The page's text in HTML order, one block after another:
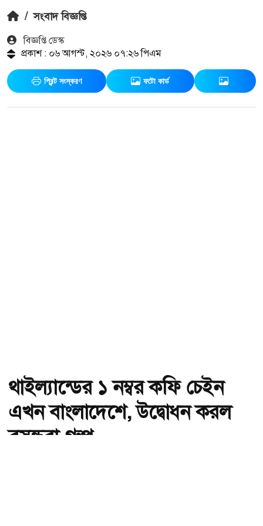
/ সংবাদ বিজ্ঞপ্তি
বিজ্ঞপ্তি ডেস্ক
প্রকাশ : ০৬ আগস্ট, ২০২৬ ০৭:২৬ পিএম
প্রিন্ট সংস্করণ ফটো কার্ড
থাইল্যান্ডের ১ নম্বর কফি চেইন
এখন বাংলাদেশে, উদ্বোধন করল
বসুন্ধরা গ্রুপ